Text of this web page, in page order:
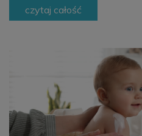
czytaj całość